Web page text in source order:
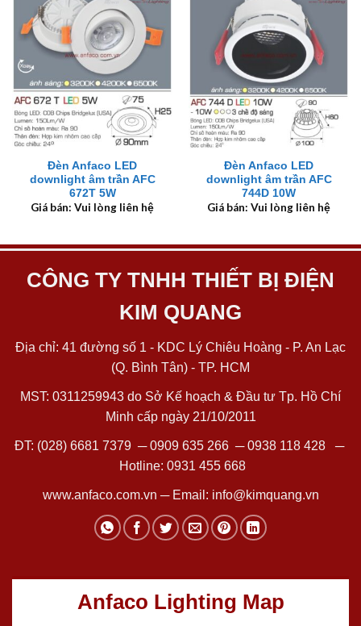
Đèn Anfaco LED
downlight âm trần AFC
672T 5W
Giá bán: Vui lòng liên hệ
Đèn Anfaco LED
downlight âm trần AFC
744D 10W
Giá bán: Vui lòng liên hệ
CÔNG TY TNHH THIẾT BỊ ĐIỆN
KIM QUANG
Địa chỉ: 41 đường số 1 - KDC Lý Chiêu Hoàng - P. An Lạc
(Q. Bình Tân) - TP. HCM
MST: 0311259943 do Sở Kế hoạch & Đầu tư Tp. Hồ Chí
Minh cấp ngày 21/10/2011
ĐT: (028) 6681 7379 ─0909 635 266─0938 118 428─
Hotline: 0931 455 668
www.anfaco.com.vn ─ Email: info@kimquang.vn
Anfaco Lighting Map